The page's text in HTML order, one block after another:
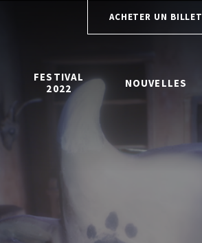
ACHETER UN BILLET
FESTIVAL
2022
NOUVELLES